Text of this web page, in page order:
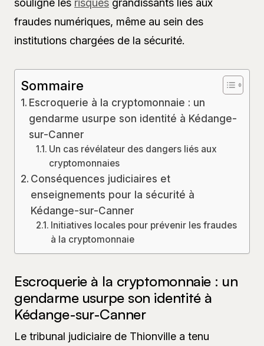
souligne les risques grandissants liés aux
fraudes numériques, même au sein des
institutions chargées de la sécurité.
Sommaire
Escroquerie à la cryptomonnaie : un
gendarme usurpe son identité à Kédange-
sur-Canner
Un cas révélateur des dangers liés aux
cryptomonnaies
Conséquences judiciaires et
enseignements pour la sécurité à
Kédange-sur-Canner
Initiatives locales pour prévenir les fraudes
à la cryptomonnaie
Escroquerie à la cryptomonnaie : un
gendarme usurpe son identité à
Kédange-sur-Canner
Le tribunal judiciaire de Thionville a tenu